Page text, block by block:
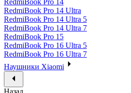
RedmiBook Pro 14
RedmiBook Pro 14 Ultra
RedmiBook Pro 14 Ultra 5
RedmiBook Pro 14 Ultra 7
RedmiBook Pro 15
RedmiBook Pro 16 Ultra 5
RedmiBook Pro 16 Ultra 7
Наушники Xiaomi
Назад